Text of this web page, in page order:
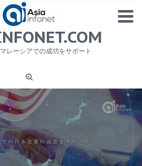
1
及び著作権について
レーシアでの成功をサポート